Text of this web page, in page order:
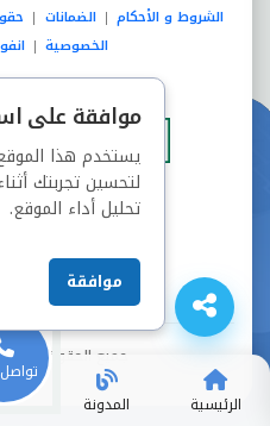
الرئيسية المدونة
تواصل
الشروط و الأحكام | الضمانات |
الخصوصية |
دفع
جميع الحقوق
موافقة على
لتحسين تجربتك
تحليل أداء الموقع.
موافقة